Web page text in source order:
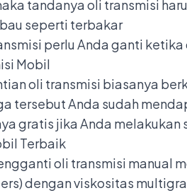
tandanya oli transmisi
seperti terbakar
perlu Anda ganti
Mobil
oli transmisi biasanya
tersebut Anda sudah
gratis jika Anda melakukan
Terbaik
oli transmisi manual
dengan viskositas